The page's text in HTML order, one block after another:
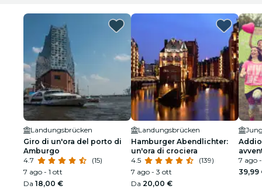
Landungsbrücken
Giro di un'ora del porto di
Amburgo
4.7
(15)
7 ago - 1 ott
Da 18,00 €
Landungsbrücken
Hamburger Abendlichter:
un'ora di crociera
4.5
(139)
7 ago - 3 ott
Da 20,00 €
7 ago
39,99